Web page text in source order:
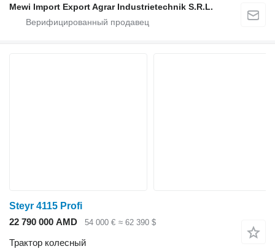
Mewi Import Export Agrar Industrietechnik S.R.L.
Steyr 4115 Profi
22 790 000 AMD
54 000 € ≈ 62 390 $
Трактор колесный